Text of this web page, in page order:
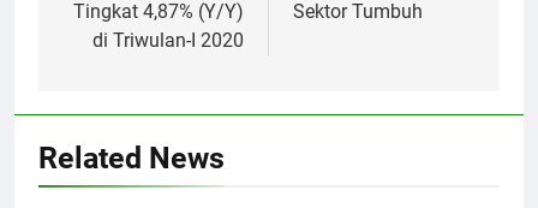
Tingkat 4,87% (Y/Y)
di Triwulan-I 2020
Sektor Tumbuh
Related News